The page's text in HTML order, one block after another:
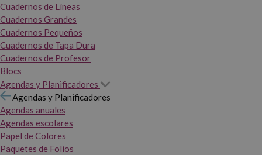
Cuadernos de Líneas
Cuadernos Grandes
Cuadernos Pequeños
Cuadernos de Tapa Dura
Cuadernos de Profesor
Blocs
Agendas y Planificadores
Agendas y Planificadores
Agendas anuales
Agendas escolares
Papel de Colores
Paquetes de Folios